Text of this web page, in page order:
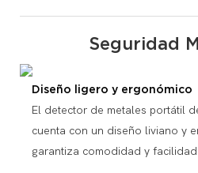
Seguridad
Diseño ligero y ergonómico
El detector de metales portátil
cuenta con un diseño liviano y
garantiza comodidad y